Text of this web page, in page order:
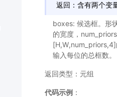
返回：含有两个变
boxes: 候选框。形
的宽度，
输入每位的总框数。
返回类型：元组
代码示例 ：